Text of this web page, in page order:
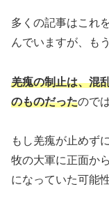
多くの記事はこれ
んでいますが、も
羌瘣の制止は、混
のものだったので
もし羌瘣が止めず
牧の大軍に正面か
になっていた可能